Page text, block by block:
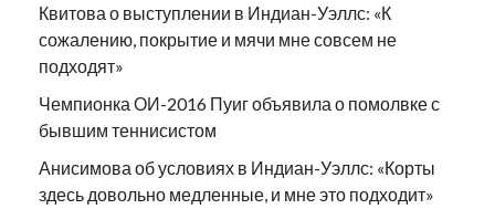
Квитова о выступлении в Индиан-Уэллс: «К
сожалению, покрытие и мячи мне совсем не
подходят»
Чемпионка ОИ-2016 Пуиг объявила о помолвке с
бывшим теннисистом
Анисимова об условиях в Индиан-Уэллс: «Корты
здесь довольно медленные, и мне это подходит»